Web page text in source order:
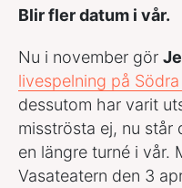
Blir fler datum i vår.
Nu i november gör
livespelning på
dessutom har varit
misströsta ej, nu står
en längre turné i vår.
Vasateatern den 3